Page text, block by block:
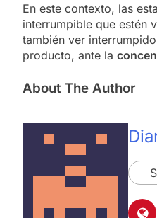
En este contexto, las
interrumpible que estén
también ver
producto, ante la
About The Author